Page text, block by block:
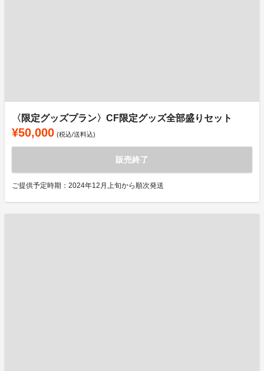
〈限定グッズプラン〉CF限定グッズ全部盛りセット
¥50,000 (税込/送料込)
販売終了
ご提供予定時期：2024年12月上旬から順次発送